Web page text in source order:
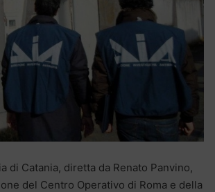
di Catania, diretta da Renato Panvino,
del Centro Operativo di Roma e della